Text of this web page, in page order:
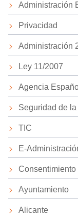
Administración
Privacidad
Administración
Ley 11/2007
Agencia
Seguridad de
TIC
E-
Consentimiento
Ayuntamiento
Alicante